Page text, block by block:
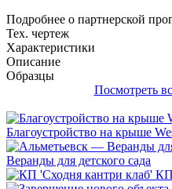
Подробнее о партнерской
Тех. чертеж
Характеристики
Описание
Образцы
Посмотреть
Благоустройство на крыше
Веранды для детского сада
КП